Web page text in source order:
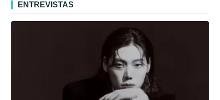
ENTREVISTAS